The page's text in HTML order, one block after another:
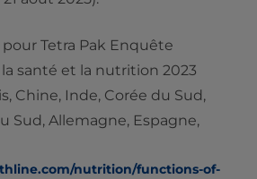
pour Tetra Pak Enquête
santé et la nutrition 2023
Chine, Inde, Corée du Sud,
Sud, Allemagne, Espagne,
nutrition/functions-of-